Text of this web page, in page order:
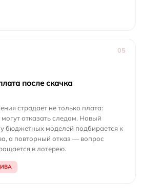
05
после скачка
страдает не только плата:
отказать следом. Новый
бюджетных моделей подбирается к
а повторный отказ — вопрос
в лотерею.